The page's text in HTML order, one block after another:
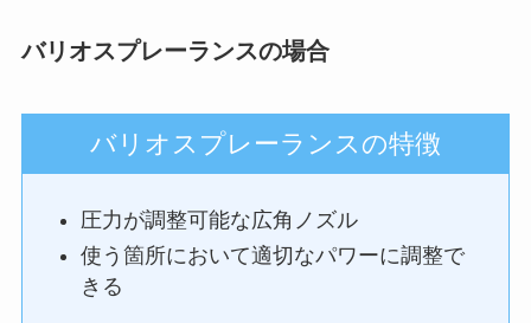
バリオスプレーランスの場合
バリオスプレーランスの特徴
圧力が調整可能な広角ノズル
使う箇所において適切なパワーに調整で
きる